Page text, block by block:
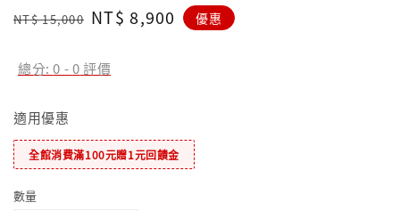
Regular
NT$ 15,000 Sale
NT$ 8,900 優惠
總分:0 -0評價
適用優惠
全館消費滿100元贈1元回饋金
數量